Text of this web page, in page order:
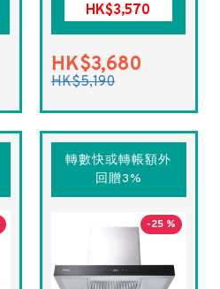
HK$3,570
HK$3,680
HK$5,190
轉數快或轉帳額外
回贈3%
-25 %